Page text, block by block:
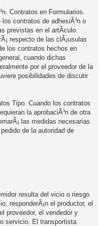
Contratos en Formularios.
los contratos de adhesiÃ³n o
previstas en el artÃ­culo
respecto de las clÃ¡usulas
los contratos hechos en
cuando dichas
por el proveedor de la
posibilidades de discutir
Tipo. Cuando los contratos
la aprobaciÃ³n de otra
las medidas necesarias
de la autoridad de
resulta del vicio o riesgo
responderÃ¡n el productor, el
proveedor, el vendedor y
servicio. El transportista